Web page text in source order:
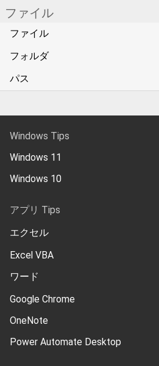
ファイル
ファイル
フォルダ
パス
Windows Tips
Windows 11
Windows 10
アプリ Tips
エクセル
Excel VBA
ワード
Google Chrome
OneNote
Power Automate Desktop